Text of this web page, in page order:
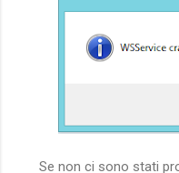
Se non ci sono stati